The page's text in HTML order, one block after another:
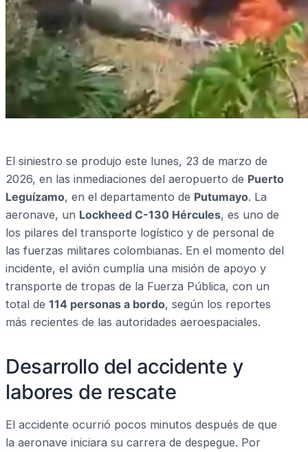
El siniestro se produjo este lunes, 23 de marzo de
2026, en las inmediaciones del aeropuerto de Puerto
Leguízamo, en el departamento de Putumayo. La
aeronave, un Lockheed C-130 Hércules, es uno de
los pilares del transporte logístico y de personal de
las fuerzas militares colombianas. En el momento del
incidente, el avión cumplía una misión de apoyo y
transporte de tropas de la Fuerza Pública, con un
total de 114 personas a bordo, según los reportes
más recientes de las autoridades aeroespaciales.
Desarrollo del accidente y
labores de rescate
El accidente ocurrió pocos minutos después de que
la aeronave iniciara su carrera de despegue. Por